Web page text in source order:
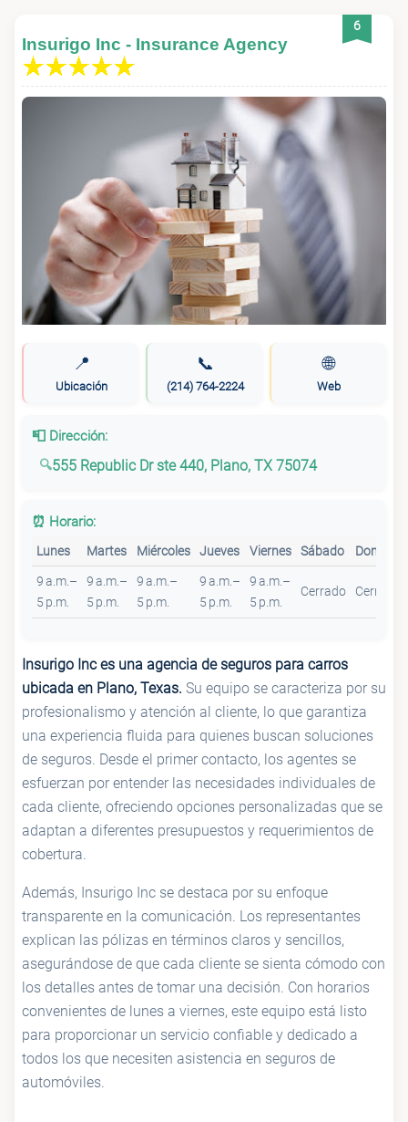
6
Insurigo Inc - Insurance Agency
📍
Ubicación
📞
(214) 764-2224
🌐
Web
📮 Dirección:
555 Republic Dr ste 440, Plano, TX 75074
⏰ Horario:
Lunes Martes Miércoles Jueves Viernes Sábado Domingo
9 a.m.–
5 p.m.
9 a.m.–
5 p.m.
9 a.m.–
5 p.m.
9 a.m.–
5 p.m.
9 a.m.–
5 p.m.
Cerrado Cerrado
Insurigo Inc es una agencia de seguros para carros
ubicada en Plano, Texas. Su equipo se caracteriza por su
profesionalismo y atención al cliente, lo que garantiza
una experiencia fluida para quienes buscan soluciones
de seguros. Desde el primer contacto, los agentes se
esfuerzan por entender las necesidades individuales de
cada cliente, ofreciendo opciones personalizadas que se
adaptan a diferentes presupuestos y requerimientos de
cobertura.
Además, Insurigo Inc se destaca por su enfoque
transparente en la comunicación. Los representantes
explican las pólizas en términos claros y sencillos,
asegurándose de que cada cliente se sienta cómodo con
los detalles antes de tomar una decisión. Con horarios
convenientes de lunes a viernes, este equipo está listo
para proporcionar un servicio confiable y dedicado a
todos los que necesiten asistencia en seguros de
automóviles.